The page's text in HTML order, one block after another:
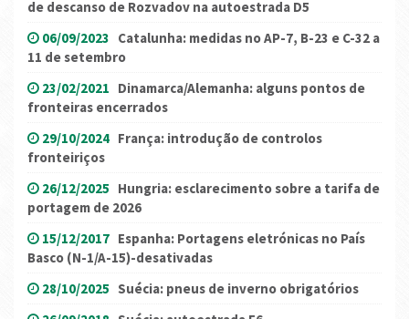
de descanso de Rozvadov na autoestrada D5
06/09/2023 Catalunha: medidas no AP-7, B-23 e C-32 a
11 de setembro
23/02/2021 Dinamarca/Alemanha: alguns pontos de
fronteiras encerrados
29/10/2024 França: introdução de controlos
fronteiriços
26/12/2025 Hungria: esclarecimento sobre a tarifa de
portagem de 2026
15/12/2017 Espanha: Portagens eletrónicas no País
Basco (N-1/A-15)-desativadas
28/10/2025 Suécia: pneus de inverno obrigatórios